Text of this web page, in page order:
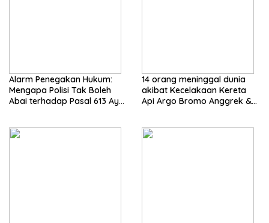
Alarm Penegakan Hukum:
Mengapa Polisi Tak Boleh
Abai terhadap Pasal 613 Ayat
Hukum)
14 orang meninggal dunia
akibat Kecelakaan Kereta
Api Argo Bromo Anggrek &